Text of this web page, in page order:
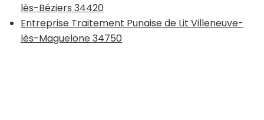
lès-Béziers 34420
Entreprise Traitement Punaise de Lit Villeneuve-
lès-Maguelone 34750